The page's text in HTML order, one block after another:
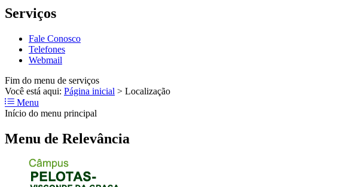
Serviços
Fale Conosco
Telefones
Webmail
Fim do menu de serviços
Você está aqui: Página inicial > Localização
Menu
Início do menu principal
Menu de Relevância